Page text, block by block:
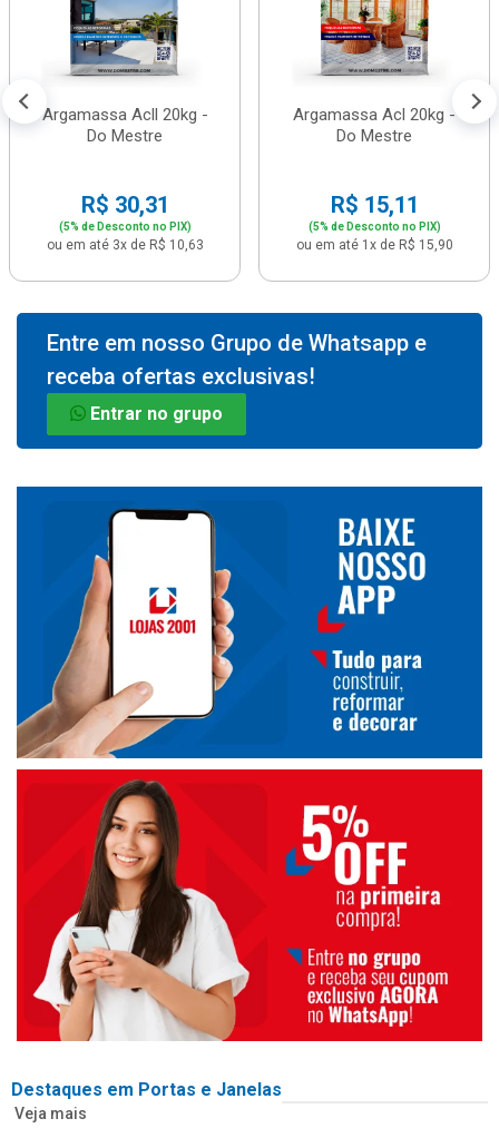
Argamassa Acll 20kg -
Do Mestre
R$ 30,31
(5% de Desconto no PIX)
ou em até 3x de R$ 10,63
Argamassa Acl 20kg -
Do Mestre
R$ 15,11
(5% de Desconto no PIX)
ou em até 1x de R$ 15,90
Entre em nosso Grupo de Whatsapp e
receba ofertas exclusivas!
Entrar no grupo
Destaques em Portas e Janelas
Veja mais